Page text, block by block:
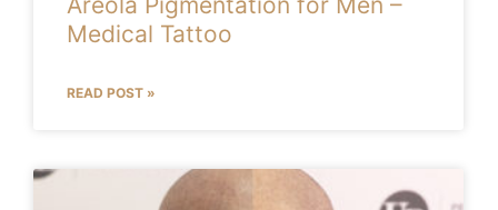
Medical Tattoo
READ POST »